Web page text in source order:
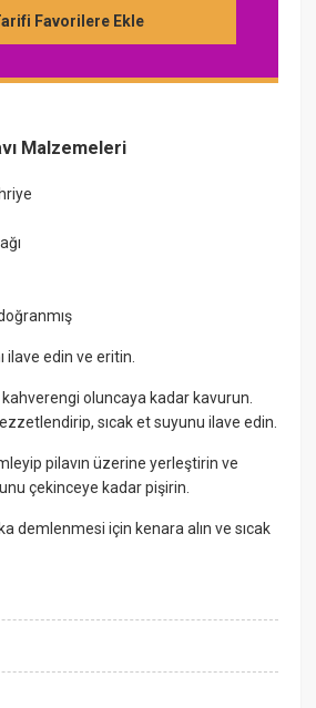
Favorilere Ekle
Malzemeleri
ilave edin ve eritin.
oluncaya kadar kavurun.
sıcak et suyunu ilave edin.
pilavın üzerine yerleştirin ve
çekinceye kadar pişirin.
demlenmesi için kenara alın ve sıcak